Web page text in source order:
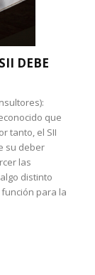
DEBE
que
tanto, el SII
su deber
las
distinto
para la